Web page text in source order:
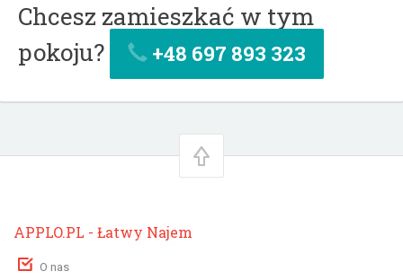
Chcesz zamieszkać w tym
pokoju?
+48 697 893 323
APPLO.PL - Łatwy Najem
O nas